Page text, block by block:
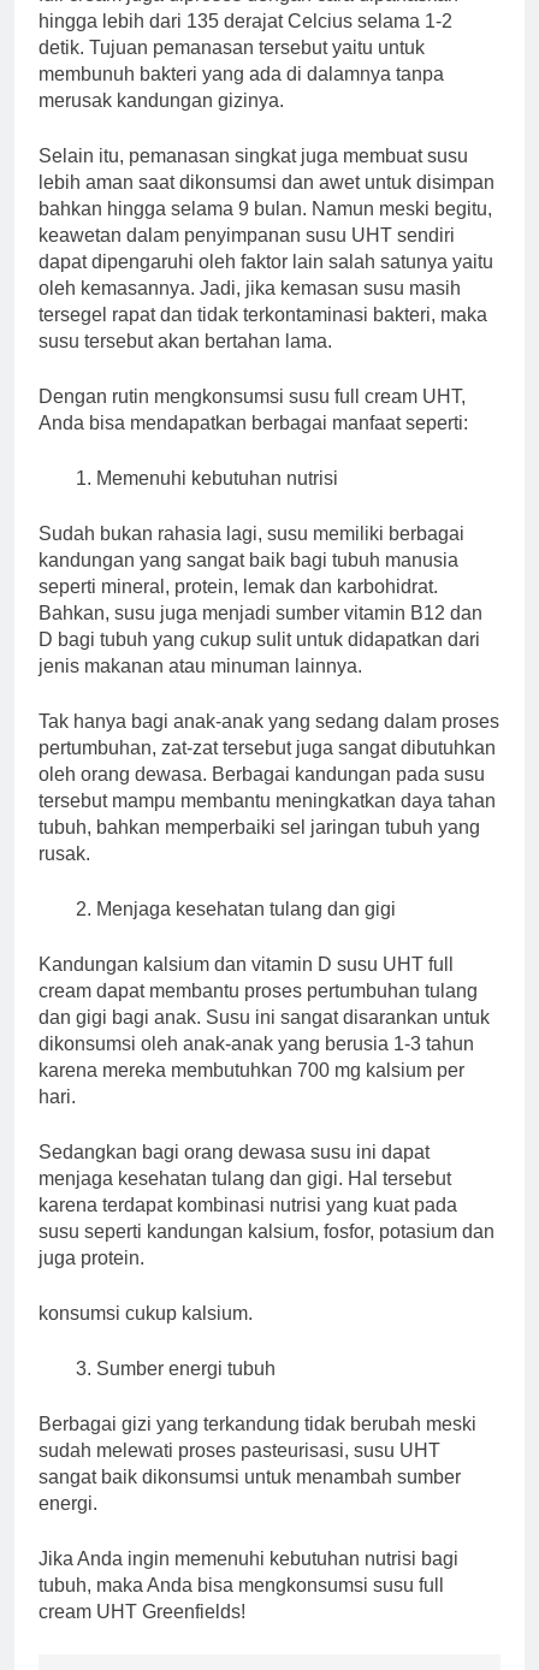
hingga lebih dari 135 derajat Celcius selama 1-2
detik. Tujuan pemanasan tersebut yaitu untuk
membunuh bakteri yang ada di dalamnya tanpa
merusak kandungan gizinya.
Selain itu, pemanasan singkat juga membuat susu
lebih aman saat dikonsumsi dan awet untuk disimpan
bahkan hingga selama 9 bulan. Namun meski begitu,
keawetan dalam penyimpanan susu UHT sendiri
dapat dipengaruhi oleh faktor lain salah satunya yaitu
oleh kemasannya. Jadi, jika kemasan susu masih
tersegel rapat dan tidak terkontaminasi bakteri, maka
susu tersebut akan bertahan lama.
Dengan rutin mengkonsumsi susu full cream UHT,
Anda bisa mendapatkan berbagai manfaat seperti:
Memenuhi kebutuhan nutrisi
Sudah bukan rahasia lagi, susu memiliki berbagai
kandungan yang sangat baik bagi tubuh manusia
seperti mineral, protein, lemak dan karbohidrat.
Bahkan, susu juga menjadi sumber vitamin B12 dan
D bagi tubuh yang cukup sulit untuk didapatkan dari
jenis makanan atau minuman lainnya.
Tak hanya bagi anak-anak yang sedang dalam proses
pertumbuhan, zat-zat tersebut juga sangat dibutuhkan
oleh orang dewasa. Berbagai kandungan pada susu
tersebut mampu membantu meningkatkan daya tahan
tubuh, bahkan memperbaiki sel jaringan tubuh yang
rusak.
Menjaga kesehatan tulang dan gigi
Kandungan kalsium dan vitamin D susu UHT full
cream dapat membantu proses pertumbuhan tulang
dan gigi bagi anak. Susu ini sangat disarankan untuk
dikonsumsi oleh anak-anak yang berusia 1-3 tahun
karena mereka membutuhkan 700 mg kalsium per
hari.
Sedangkan bagi orang dewasa susu ini dapat
menjaga kesehatan tulang dan gigi. Hal tersebut
karena terdapat kombinasi nutrisi yang kuat pada
susu seperti kandungan kalsium, fosfor, potasium dan
juga protein.
konsumsi cukup kalsium.
Sumber energi tubuh
Berbagai gizi yang terkandung tidak berubah meski
sudah melewati proses pasteurisasi, susu UHT
sangat baik dikonsumsi untuk menambah sumber
energi.
Jika Anda ingin memenuhi kebutuhan nutrisi bagi
tubuh, maka Anda bisa mengkonsumsi susu full
cream UHT Greenfields!